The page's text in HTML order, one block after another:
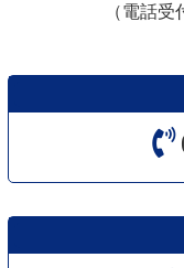
（電話受